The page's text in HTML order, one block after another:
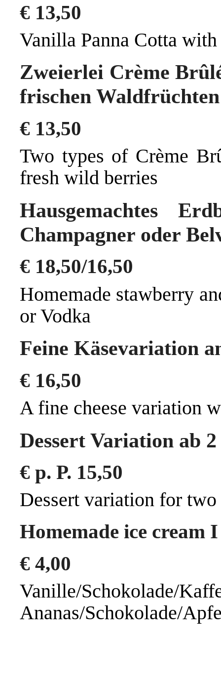
€ 13,50
Vanilla Panna Cotta
Zweierlei Crème
frischen Waldfrüchten
€ 13,50
Two types of Crème
fresh wild berries
Hausgemachtes
Champagner oder
€ 18,50/16,50
Homemade stawberry
or Vodka
Feine Käsevariation
€ 16,50
A fine cheese variation
Dessert Variation ab 2
€ p. P. 15,50
Dessert variation for two
Homemade ice cream
€ 4,00
Vanille/
Ananas/Schokolade/